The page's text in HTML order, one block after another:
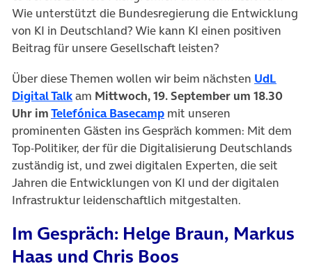
Wie unterstützt die Bundesregierung die Entwicklung
von KI in Deutschland? Wie kann KI einen positiven
Beitrag für unsere Gesellschaft leisten?
Über diese Themen wollen wir beim nächsten UdL
Digital Talk(öffnet in neuem Tab)
am Mittwoch, 19. September um 18.30
Uhr imTelefónica Basecamp(öffnet in neuem Tab)
mit unseren
prominenten Gästen ins Gespräch kommen: Mit dem
Top-Politiker, der für die Digitalisierung Deutschlands
zuständig ist, und zwei digitalen Experten, die seit
Jahren die Entwicklungen von KI und der digitalen
Infrastruktur leidenschaftlich mitgestalten.
Im Gespräch: Helge Braun, Markus
Haas und Chris Boos